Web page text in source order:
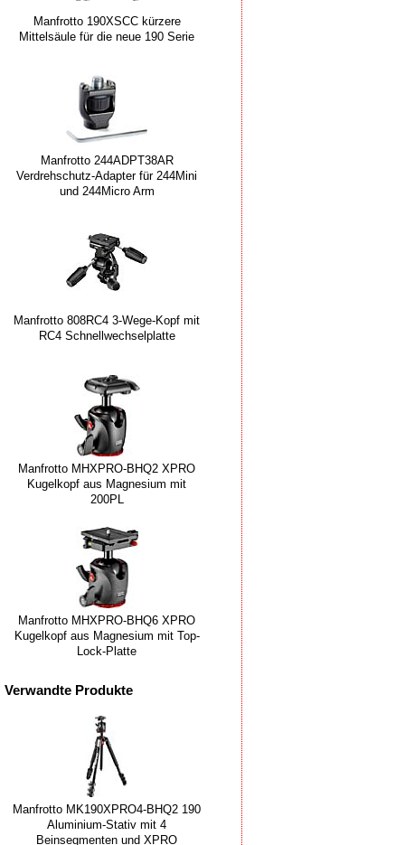
Manfrotto 190XSCC kürzere
Mittelsäule für die neue 190 Serie
Manfrotto 244ADPT38AR
Verdrehschutz-Adapter für 244Mini
und 244Micro Arm
Manfrotto 808RC4 3-Wege-Kopf mit
RC4 Schnellwechselplatte
Manfrotto MHXPRO-BHQ2 XPRO
Kugelkopf aus Magnesium mit
200PL
Manfrotto MHXPRO-BHQ6 XPRO
Kugelkopf aus Magnesium mit Top-
Lock-Platte
Verwandte Produkte
Manfrotto MK190XPRO4-BHQ2 190
Aluminium-Stativ mit 4
Beinsegmenten und XPRO